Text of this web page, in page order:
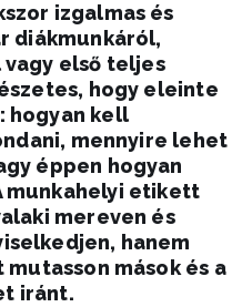
izgalmas és
diákmunkáról,
első teljes
hogy eleinte
hogyan kell
mennyire lehet
éppen hogyan
munkahelyi etikett
mereven és
hanem
mások és a
iránt.